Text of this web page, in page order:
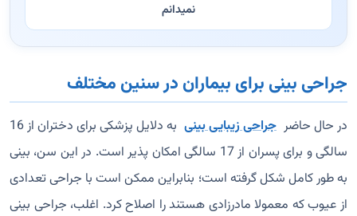
نمیدانم
جراحی بینی برای بیماران در سنین مختلف
در حال حاضر جراحی زیبایی بینی
به دلایل پزشکی برای دختران از 16
سالگی و برای پسران از 17 سالگی امکان پذیر است. در این سن، بینی
به طور کامل شکل گرفته است؛ بنابراین ممکن است با جراحی تعدادی
از عیوب که معمولا مادرزادی هستند را اصلاح کرد. اغلب، جراحی بینی